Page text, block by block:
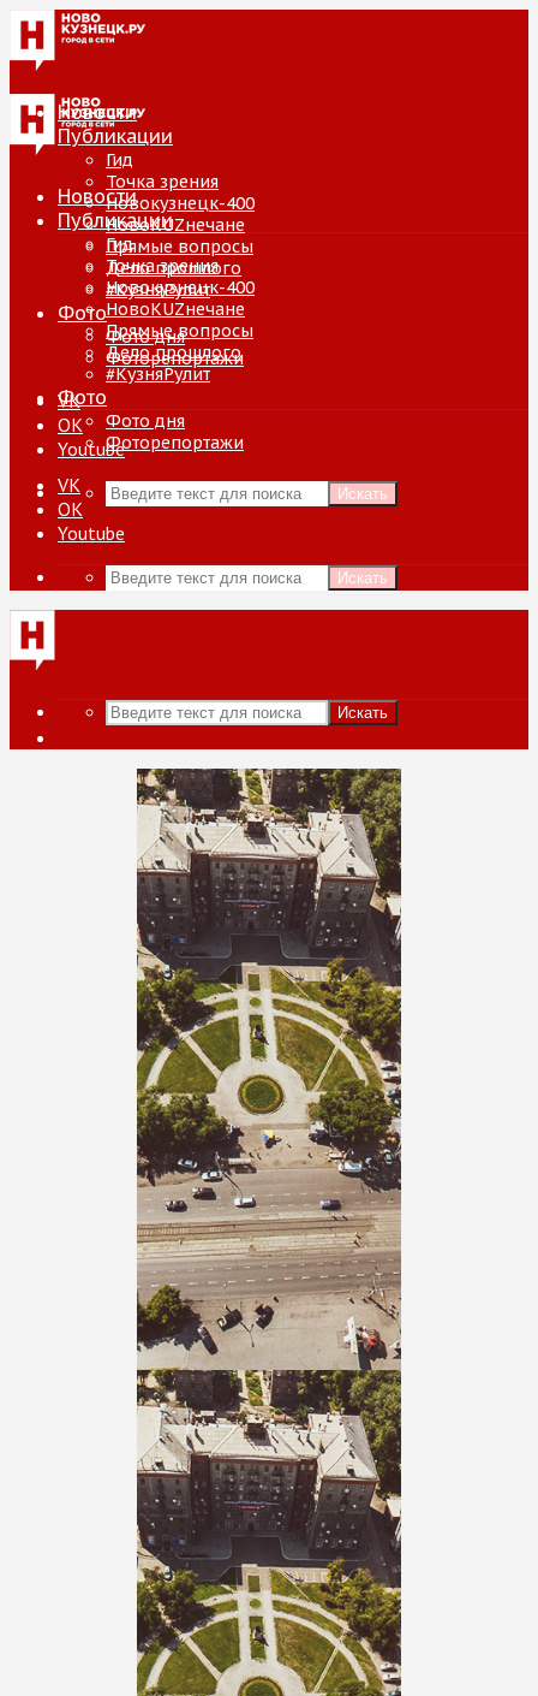
Новости
Публикации
Гид
Точка зрения
Новокузнецк-400
НовоKUZнечане
Прямые вопросы
Дело прошлого
#КузняРулит
Фото
Фото дня
Фоторепортажи
VK
ОК
Youtube
Искать
Новости
Публикации
Гид
Точка зрения
Новокузнецк-400
НовоKUZнечане
Прямые вопросы
Дело прошлого
#КузняРулит
Фото
Фото дня
Фоторепортажи
VK
ОК
Youtube
Искать
Искать